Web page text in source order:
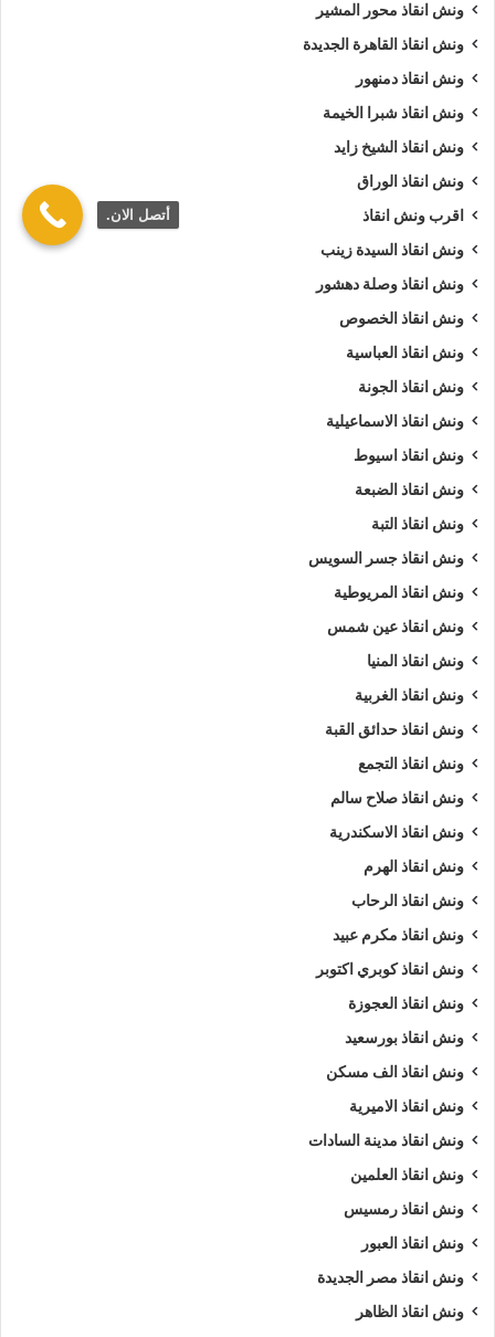
ونش انقاذ محور المشير
ونش انقاذ القاهرة الجديدة
ونش انقاذ دمنهور
ونش انقاذ شبرا الخيمة
ونش انقاذ الشيخ زايد
ونش انقاذ الوراق
اقرب ونش انقاذ
ونش انقاذ السيدة زينب
ونش انقاذ وصلة دهشور
ونش انقاذ الخصوص
ونش انقاذ العباسية
ونش انقاذ الجونة
ونش انقاذ الاسماعيلية
ونش انقاذ اسيوط
ونش انقاذ الضبعة
ونش انقاذ التبة
ونش انقاذ جسر السويس
ونش انقاذ المريوطية
ونش انقاذ عين شمس
ونش انقاذ المنيا
ونش انقاذ الغربية
ونش انقاذ حدائق القبة
ونش انقاذ التجمع
ونش انقاذ صلاح سالم
ونش انقاذ الاسكندرية
ونش انقاذ الهرم
ونش انقاذ الرحاب
ونش انقاذ مكرم عبيد
ونش انقاذ كوبري اكتوبر
ونش انقاذ العجوزة
ونش انقاذ بورسعيد
ونش انقاذ الف مسكن
ونش انقاذ الاميرية
ونش انقاذ مدينة السادات
ونش انقاذ العلمين
ونش انقاذ رمسيس
ونش انقاذ العبور
ونش انقاذ مصر الجديدة
ونش انقاذ الظاهر
أتصل الان.